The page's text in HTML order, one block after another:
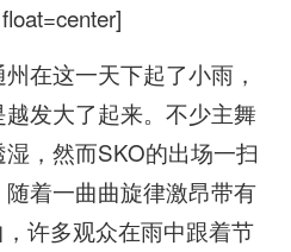
在这一天下起了小雨，
发大了起来。不少主舞
，然而SKO的出场一扫
着一曲曲旋律激昂带有
许多观众在雨中跟着节